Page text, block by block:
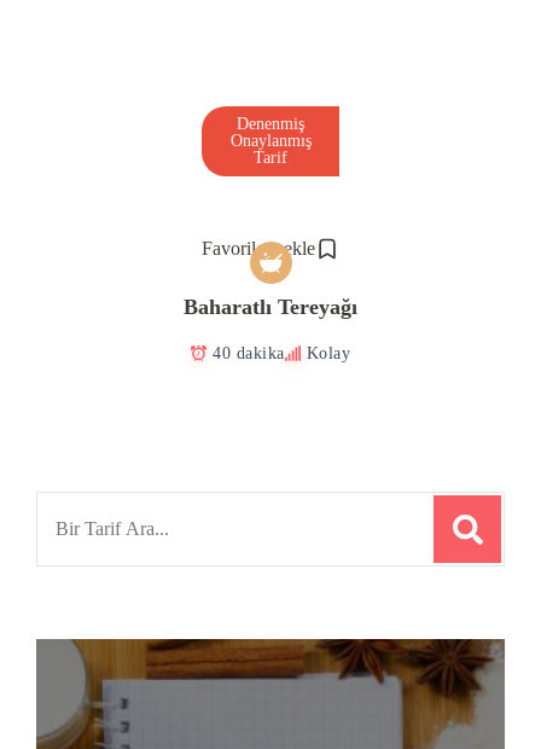
Favorilere ekle
Denenmiş
Onaylanmış
Tarif
Baharatlı Tereyağı
40 dakika Kolay